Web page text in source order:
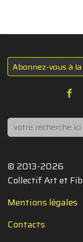
Abonnez-vous à
Rechercher
© 2013-2026
Collectif Art et
Mentions légales
Contacts